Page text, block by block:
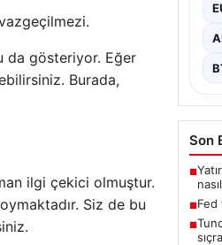
da gösteriyor. Eğer
Burada,
ilgi çekici olmuştur.
Siz de bu
Son
■
■Fed
■